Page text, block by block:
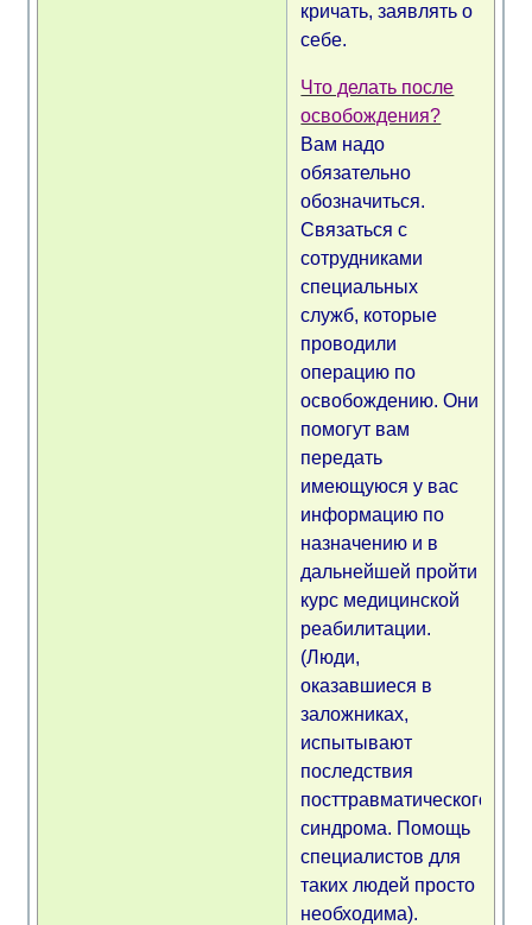
кричать, заявлять о
себе.
Что делать после
освобождения?
Вам надо
обязательно
обозначиться.
Связаться с
сотрудниками
специальных
служб, которые
проводили
операцию по
освобождению. Они
помогут вам
передать
имеющуюся у вас
информацию по
назначению и в
дальнейшей пройти
курс медицинской
реабилитации.
(Люди,
оказавшиеся в
заложниках,
испытывают
последствия
посттравматического
синдрома. Помощь
специалистов для
таких людей просто
необходима).